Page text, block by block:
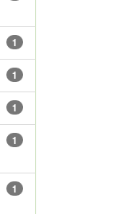
1
1
1
1
1